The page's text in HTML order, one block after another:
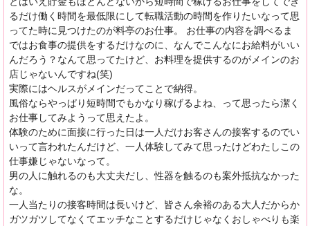
るだけ働く時間を最低限にして転職活動の時間を作りたいなって思
ってた時に見つけたのが料亭のお仕事。 お仕事の内容を調べるま
ではお食事の提供をするだけなのに、なんでこんなにお給料がいい
んだろう？なんて思ってたけど、お料理を提供するのがメインのお
店じゃないんですね(笑)
実際にはヘルスがメインだってことで納得。
風俗ならやっぱり短時間でもかなり稼げるよね、って思ったら潔く
お仕事してみようって思えたよ。
体験のために面接に行った日は一人だけお客さんの接客するのでい
いって言われたんだけど、一人体験してみて思ったけどわたしこの
仕事嫌じゃないなって。
男の人に触れるのも大丈夫だし、性器を触るのも案外抵抗なかった
な。
一人当たりの接客時間は長いけど、皆さん余裕のある大人だからか
ガツガツしてなくてエッチなことするだけじゃなくおしゃべりも楽